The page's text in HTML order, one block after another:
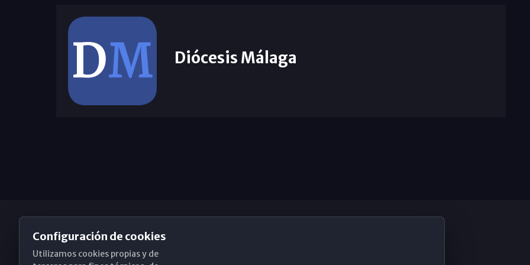
Diócesis Málaga
Configuración de cookies
Utilizamos cookies propias y de